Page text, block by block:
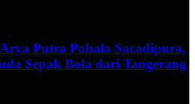
Putra Pahala Sacadipura,
Sepak Bola dari Tangerang